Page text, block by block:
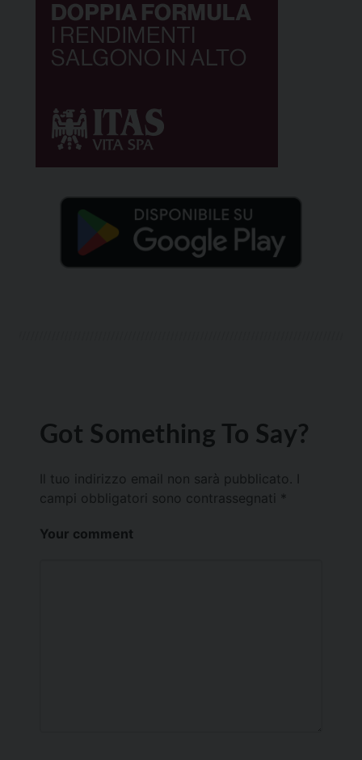
Got Something To Say?
Il tuo indirizzo email non sarà pubblicato.
campi obbligatori sono contrassegnati *
Your comment